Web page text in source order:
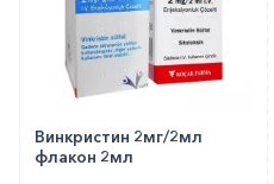
Винкристин 2мг/2мл
флакон 2мл